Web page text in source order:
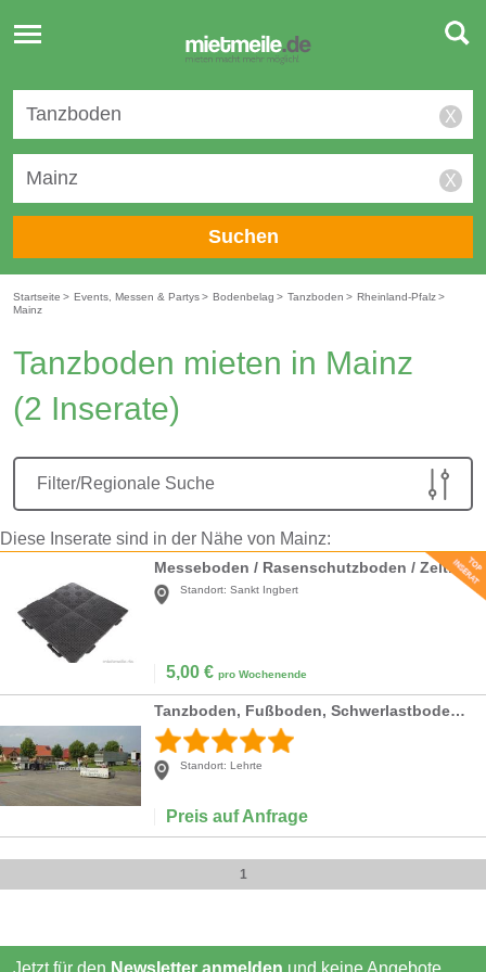
Toggle
navigation
X
X
Suchen
Startseite > Events, Messen & Partys> Bodenbelag > Tanzboden > Rheinland-Pfalz>
Mainz
Tanzboden mieten in Mainz
(2 Inserate)
Filter/Regionale Suche
Diese Inserate sind in der Nähe von Mainz:
Messeboden / Rasenschutzboden / Zeltboden / Partyzelt / Pavillon / Hüpfburg
Standort: Sankt Ingbert
5,00 € pro Wochenende
Tanzboden, Fußboden, Schwerlastboden, Zeltboden
Standort: Lehrte
Preis auf Anfrage
1
Jetzt für den Newsletter anmelden und keine Angebote